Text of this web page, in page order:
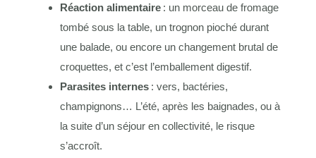
Réaction alimentaire : un morceau de fromage
tombé sous la table, un trognon pioché durant
une balade, ou encore un changement brutal de
croquettes, et c’est l’emballement digestif.
Parasites internes : vers, bactéries,
champignons… L’été, après les baignades, ou à
la suite d’un séjour en collectivité, le risque
s’accroît.